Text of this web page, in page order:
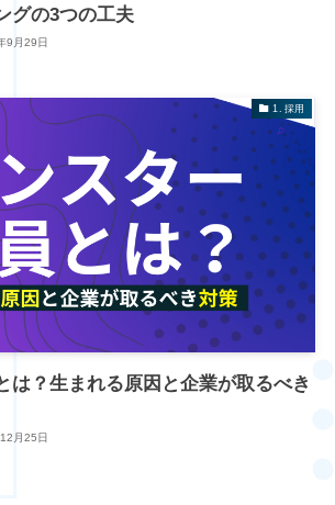
グの3つの工夫
9月29日
1. 採用
は？生まれる原因と企業が取るべき
月25日